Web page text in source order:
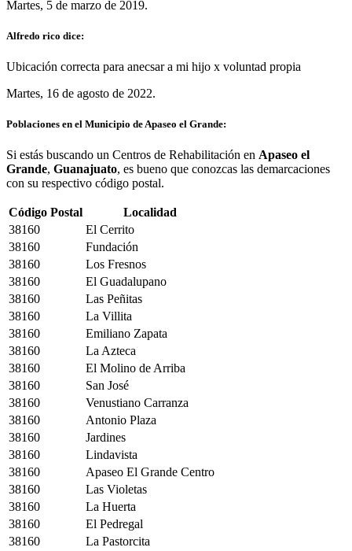
Martes, 5 de marzo de 2019.
Alfredo rico dice:
Ubicación correcta para anecsar a mi hijo x voluntad propia
Martes, 16 de agosto de 2022.
Poblaciones en el Municipio de Apaseo el Grande:
Si estás buscando un Centros de Rehabilitación en Apaseo el
Grande, Guanajuato, es bueno que conozcas las demarcaciones
con su respectivo código postal.
Código Postal
Localidad
38160
El Cerrito
38160
Fundación
38160
Los Fresnos
38160
El Guadalupano
38160
Las Peñitas
38160
La Villita
38160
Emiliano Zapata
38160
La Azteca
38160
El Molino de Arriba
38160
San José
38160
Venustiano Carranza
38160
Antonio Plaza
38160
Jardines
38160
Lindavista
38160
Apaseo El Grande Centro
38160
Las Violetas
38160
La Huerta
38160
El Pedregal
38160
La Pastorcita